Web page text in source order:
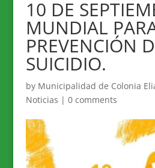
10 DE
MUNDIAL
PREVENCIÓN
SUICIDIO.
by Municipalidad de Colonia
Noticias | 0 comments